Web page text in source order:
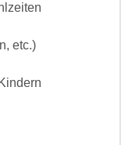
etc.)